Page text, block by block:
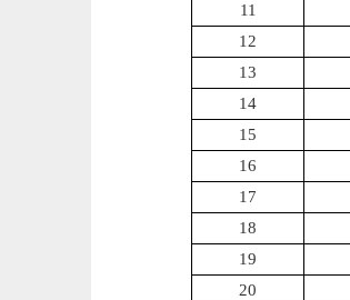
11
12
13
14
15
16
17
18
19
20